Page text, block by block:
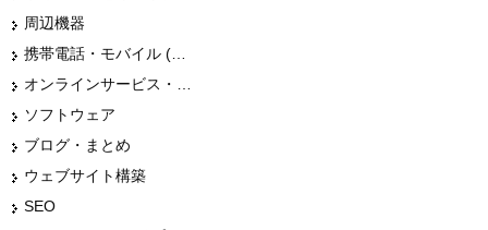
周辺機器
ソフトウェア
ブログ・まとめ
ウェブサイト構築
SEO